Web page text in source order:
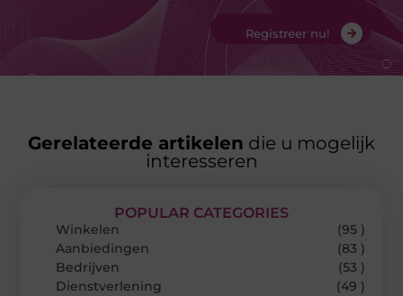
Registreer nu!
Gerelateerde artikelen die u mogelijk
interesseren
POPULAR CATEGORIES
Winkelen
(95 )
Aanbiedingen
(83 )
Bedrijven
(53 )
Dienstverlening
(49 )